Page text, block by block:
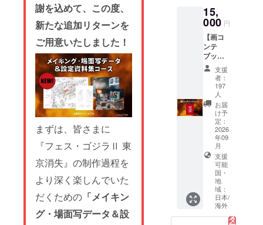
謝を込めて、この度、
新たな追加リターンを
ご用意いたしました！
まずは、皆さまに
『フェス・ゴジラⅡ 東
京消失』の制作過程を
より深く楽しんでいた
だくための 「メイキン
グ・場面写データ＆設
で備考
欄にご
記入く
ださ
い。
①日本
語（漢
字・ひ
らが
な・カ
タカ
ナ）：
15文字
以内
（全
角）
②アル
ファ
ベット
の場
合： 最
大35文
s.
Please
check
the
"Rewar
d"
section
in the
main
text for
now!
*Please
note
that the
English
descrip
tions
for the
reward
content
s and
credit
listing
15,
000 円
【画コ
ンテ
ブック
コース
／
Storybo
Book】
*This
tier will
support
global
shippin
g.
English
setup is
progres
Please
支援
者：
197
人
お届
け予
定：
2026
年09
月
支援
可能
国・
地
域：
日本/
海外
リ
タ